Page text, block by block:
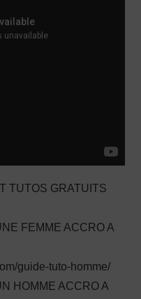
TUTOS GRATUITS
FEMME ACCRO A
guide-tuto-homme/
HOMME ACCRO A